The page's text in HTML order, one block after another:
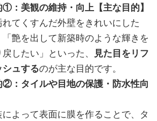
①：美観の維持・向上【主な目的】
れてくすんだ外壁をきれいにした
「艶を出して新築時のような輝きを
したい」といった、
見た目をリフ
シュするのが主な目的です。
②：タイルや目地の保護・防水性向
よって表面に膜を作ることで、タ